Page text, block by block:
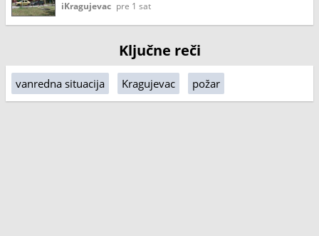
iKragujevac pre 1 sat
Ključne reči
vanredna situacija Kragujevac požar